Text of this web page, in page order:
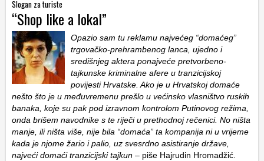
Slogan za turiste
“Shop like a lokal”
Opazio sam tu reklamu najvećeg “domaćeg”
trgovačko-prehrambenog lanca, ujedno i
središnjeg aktera ponajveće pretvorbeno-
tajkunske kriminalne afere u tranzicijskoj
povijesti Hrvatske. Ako je u Hrvatskoj domaće
nešto što je u međuvremenu prešlo u većinsko vlasništvo ruskih
banaka, koje su pak pod izravnom kontrolom Putinovog režima,
onda brišem navodnike s te riječi u prethodnoj rečenici. No ništa
manje, ili ništa više, nije bila “domaća” ta kompanija ni u vrijeme
kada je njome žario i palio, uz svesrdno asistiranje države,
najveći domaći tranzicijski tajkun – piše Hajrudin Hromadžić.